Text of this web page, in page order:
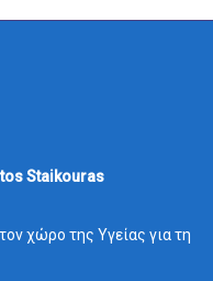
Staikouras
χώρο της Υγείας για τη